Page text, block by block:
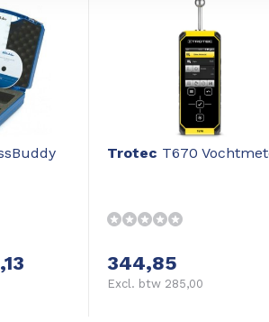
Trotec T670
344,85
Excl. btw 285,00